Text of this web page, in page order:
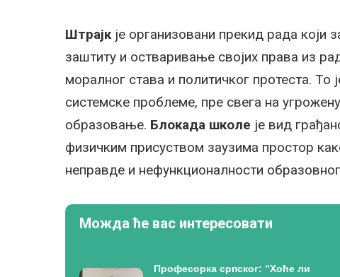
Штрајкје организовани прекид рада који
заштиту и остваривање својих права из
моралног става и политичког протеста.
системске проблеме, пре свега на
образовање. Блокада школе је вид
физичким присуством заузима простор
неправде и нефункционалности
Можда ће вас интересовати
Професорка српског: ”Хоће ли